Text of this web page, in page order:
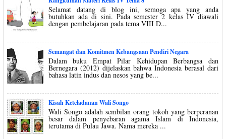
Selamat datang di blog ini, semoga apa yang anda
butuhkan ada di sini. Pada semester 2 kelas IV diawali
dengan pembelajaran pada tema VIII D...
Semangat dan Komitmen Kebangsaan Pendiri Negara
Dalam buku Empat Pilar Kehidupan Berbangsa dan
Bernegara (2012) dijelaskan bahwa Indonesia berasal dari
bahasa latin indus dan nesos yang be...
Kisah Keteladanan Wali Songo
Wali Songo adalah sembilan orang tokoh yang berperanan
besar dalam penyebaran agama Islam di Indonesia,
terutama di Pulau Jawa. Nama mereka ...